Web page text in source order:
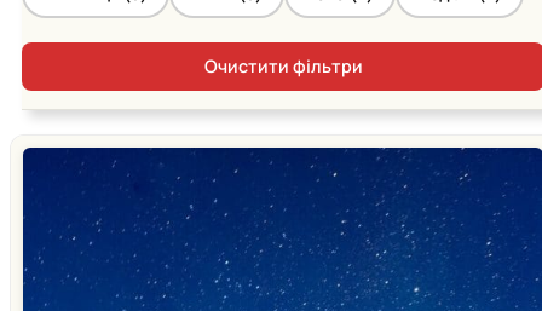
Очистити фільтри